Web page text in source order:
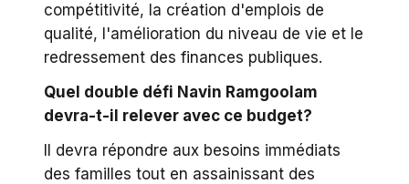
compétitivité, la création d'emplois de
qualité, l'amélioration du niveau de vie et le
redressement des finances publiques.
Quel double défi Navin Ramgoolam
devra-t-il relever avec ce budget?
Il devra répondre aux besoins immédiats
des familles tout en assainissant des